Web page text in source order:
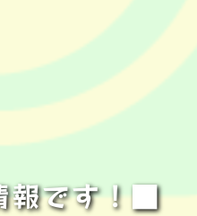
報です！■